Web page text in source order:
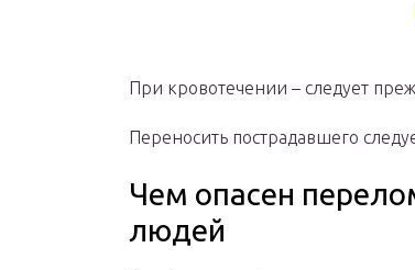
При кровотечении – следует
Переносить пострадавшего
Чем опасен
людей